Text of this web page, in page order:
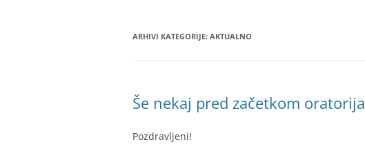
MINISTRANTI
ŽUPNIJSKI GOSPODARSKI SVET
ARHIVI KATEGORIJE: AKTUALNO
Še nekaj pred začetkom oratorija
Pozdravljeni!